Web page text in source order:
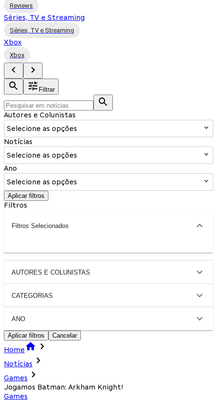
Reviews
Séries, TV e Streaming
Séries, TV e Streaming
Xbox
Xbox
Filtrar
Autores e Colunistas
Selecione as opções
Notícias
Selecione as opções
Ano
Selecione as opções
Aplicar filtros
Filtros
Filtros Selecionados
AUTORES E COLUNISTAS
CATEGORIAS
ANO
Aplicar filtros Cancelar
Home
Notícias
Games
Jogamos Batman: Arkham Knight!
Games